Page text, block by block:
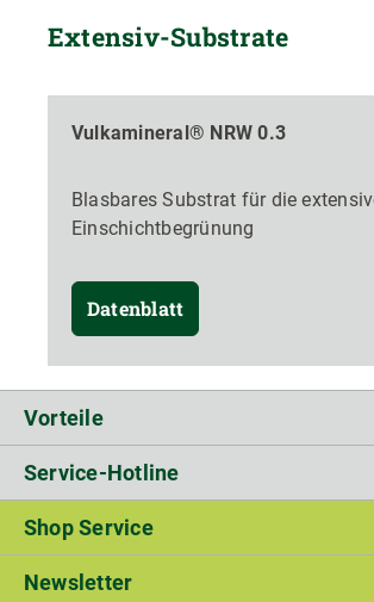
Extensiv-Substrate
Vulkamineral® NRW 0.3
Blasbares Substrat für die
Einschichtbegrünung
Datenblatt
Vorteile
Service-Hotline
Shop Service
Newsletter